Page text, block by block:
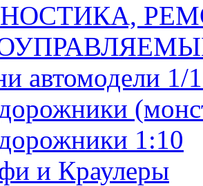
автомодели 1/
1:10
и Краулеры